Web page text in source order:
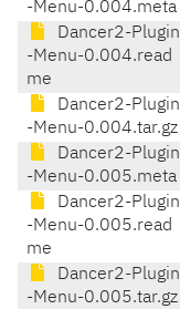
-Menu-0.004.meta
Dancer2-Plugin
-Menu-0.004.read
me
Dancer2-Plugin
-Menu-0.004.tar.gz
Dancer2-Plugin
-Menu-0.005.meta
Dancer2-Plugin
-Menu-0.005.read
me
Dancer2-Plugin
-Menu-0.005.tar.gz